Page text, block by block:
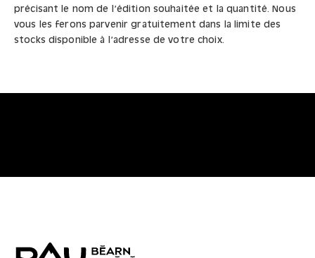
précisant le nom de l’édition souhaitée et la quantité. Nous
vous les ferons parvenir gratuitement dans la limite des
stocks disponible à l’adresse de votre choix.